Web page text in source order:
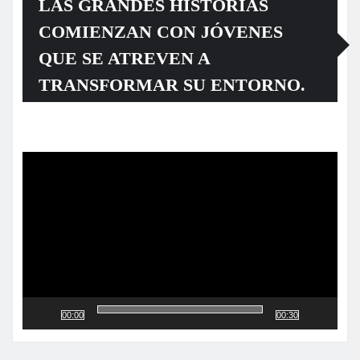
LAS GRANDES HISTORIAS
COMIENZAN CON JÓVENES
QUE SE ATREVEN A
TRANSFORMAR SU ENTORNO.
00:00 00:30